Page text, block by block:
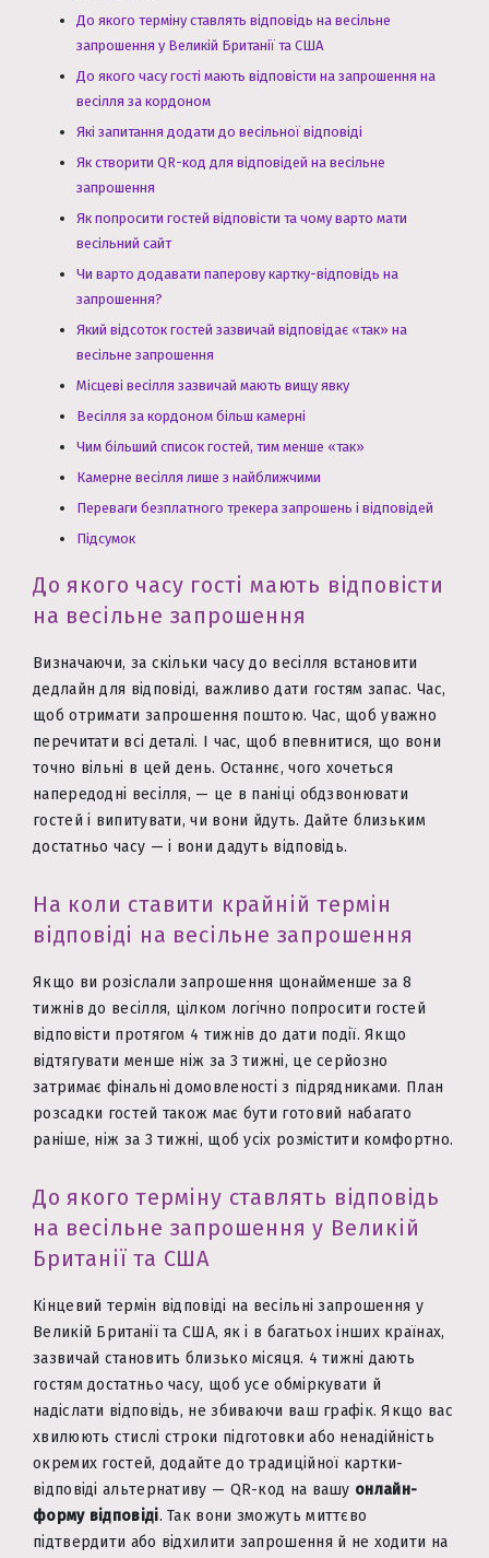
До якого терміну ставлять відповідь на весільне
запрошення у Великій Британії та США
До якого часу гості мають відповісти на запрошення на
весілля за кордоном
Які запитання додати до весільної відповіді
Як створити QR-код для відповідей на весільне
запрошення
Як попросити гостей відповісти та чому варто мати
весільний сайт
Чи варто додавати паперову картку-відповідь на
запрошення?
Який відсоток гостей зазвичай відповідає «так» на
весільне запрошення
Місцеві весілля зазвичай мають вищу явку
Весілля за кордоном більш камерні
Чим більший список гостей, тим менше «так»
Камерне весілля лише з найближчими
Переваги безплатного трекера запрошень і відповідей
Підсумок
До якого часу гості мають відповісти
на весільне запрошення
Визначаючи, за скільки часу до весілля встановити
дедлайн для відповіді, важливо дати гостям запас. Час,
щоб отримати запрошення поштою. Час, щоб уважно
перечитати всі деталі. І час, щоб впевнитися, що вони
точно вільні в цей день. Останнє, чого хочеться
напередодні весілля, — це в паніці обдзвонювати
гостей і випитувати, чи вони йдуть. Дайте близьким
достатньо часу — і вони дадуть відповідь.
На коли ставити крайній термін
відповіді на весільне запрошення
Якщо ви розіслали запрошення щонайменше за 8
тижнів до весілля, цілком логічно попросити гостей
відповісти протягом 4 тижнів до дати події. Якщо
відтягувати менше ніж за 3 тижні, це серйозно
затримає фінальні домовленості з підрядниками. План
розсадки гостей також має бути готовий набагато
раніше, ніж за 3 тижні, щоб усіх розмістити комфортно.
До якого терміну ставлять відповідь
на весільне запрошення у Великій
Британії та США
Кінцевий термін відповіді на весільні запрошення у
Великій Британії та США, як і в багатьох інших країнах,
зазвичай становить близько місяця. 4 тижні дають
гостям достатньо часу, щоб усе обміркувати й
надіслати відповідь, не збиваючи ваш графік. Якщо вас
хвилюють стислі строки підготовки або ненадійність
окремих гостей, додайте до традиційної картки-
відповіді альтернативу — QR-код на вашу онлайн-
форму відповіді. Так вони зможуть миттєво
підтвердити або відхилити запрошення й не ходити на